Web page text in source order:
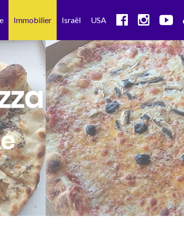
Immobilier Israël USA